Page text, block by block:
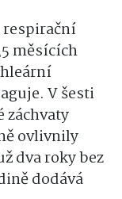
měsících
V šesti
záchvaty
ovlivnily
dva roky bez
dodává